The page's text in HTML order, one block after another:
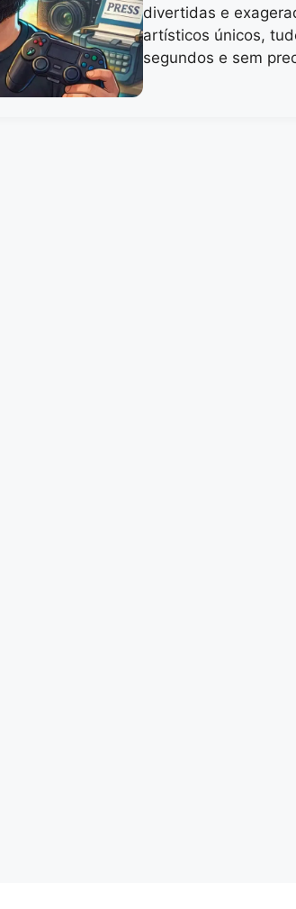
divertidas e
artísticos únicos,
segundos e sem